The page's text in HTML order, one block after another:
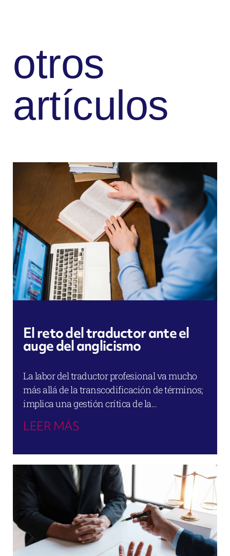
otros
artículos
El reto del traductor ante el
auge del anglicismo
La labor del traductor profesional va mucho
más allá de la transcodificación de términos;
implica una gestión crítica de la...
LEER MÁS